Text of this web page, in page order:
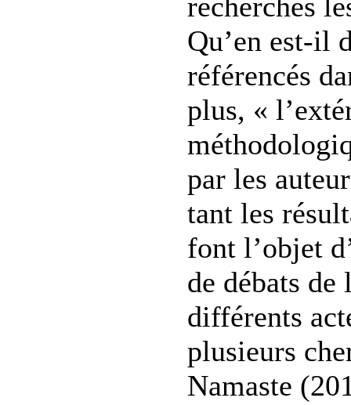
Qu’en est-il
référencés
plus, «
par les
tant les
font l’objet
de débats de
différents
plusieurs
Namaste